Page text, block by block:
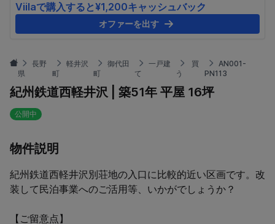
Viilaで購入すると¥1,200キャッシュバック
オファーを出す
長野
県
軽井沢
町
御代田
町
一戸建
て
買
う
AN001-
PN113
紀州鉄道西軽井沢 | 築51年 平屋 16坪
公開中
物件説明
紀州鉄道西軽井沢別荘地の入口に比較的近い区画です。改
装して民泊事業へのご活用等、いかがでしょうか？
【ご留意点】